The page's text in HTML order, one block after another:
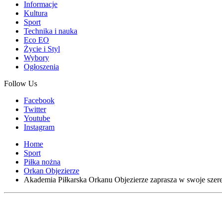
Informacje
Kultura
Sport
Technika i nauka
Eco EO
Życie i Styl
Wybory
Ogłoszenia
Follow Us
Facebook
Twitter
Youtube
Instagram
Home
Sport
Piłka nożna
Orkan Objezierze
Akademia Piłkarska Orkanu Objezierze zaprasza w swoje